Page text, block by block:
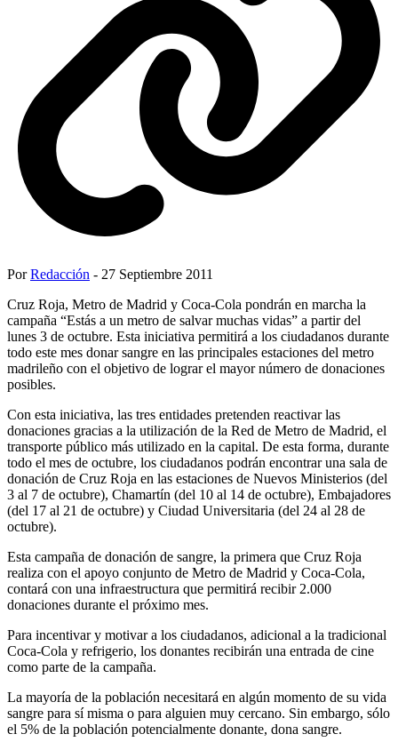
PorRedacción - 27 Septiembre 2011
Cruz Roja, Metro de Madrid y Coca-Cola pondrán en marcha la
campaña “Estás a un metro de salvar muchas vidas” a partir del
lunes 3 de octubre. Esta iniciativa permitirá a los ciudadanos durante
todo este mes donar sangre en las principales estaciones del metro
madrileño con el objetivo de lograr el mayor número de donaciones
posibles.
Con esta iniciativa, las tres entidades pretenden reactivar las
donaciones gracias a la utilización de la Red de Metro de Madrid, el
transporte público más utilizado en la capital. De esta forma, durante
todo el mes de octubre, los ciudadanos podrán encontrar una sala de
donación de Cruz Roja en las estaciones de Nuevos Ministerios (del
3 al 7 de octubre), Chamartín (del 10 al 14 de octubre), Embajadores
(del 17 al 21 de octubre) y Ciudad Universitaria (del 24 al 28 de
octubre).
Esta campaña de donación de sangre, la primera que Cruz Roja
realiza con el apoyo conjunto de Metro de Madrid y Coca-Cola,
contará con una infraestructura que permitirá recibir 2.000
donaciones durante el próximo mes.
Para incentivar y motivar a los ciudadanos, adicional a la tradicional
Coca-Cola y refrigerio, los donantes recibirán una entrada de cine
como parte de la campaña.
La mayoría de la población necesitará en algún momento de su vida
sangre para sí misma o para alguien muy cercano. Sin embargo, sólo
el 5% de la población potencialmente donante, dona sangre.